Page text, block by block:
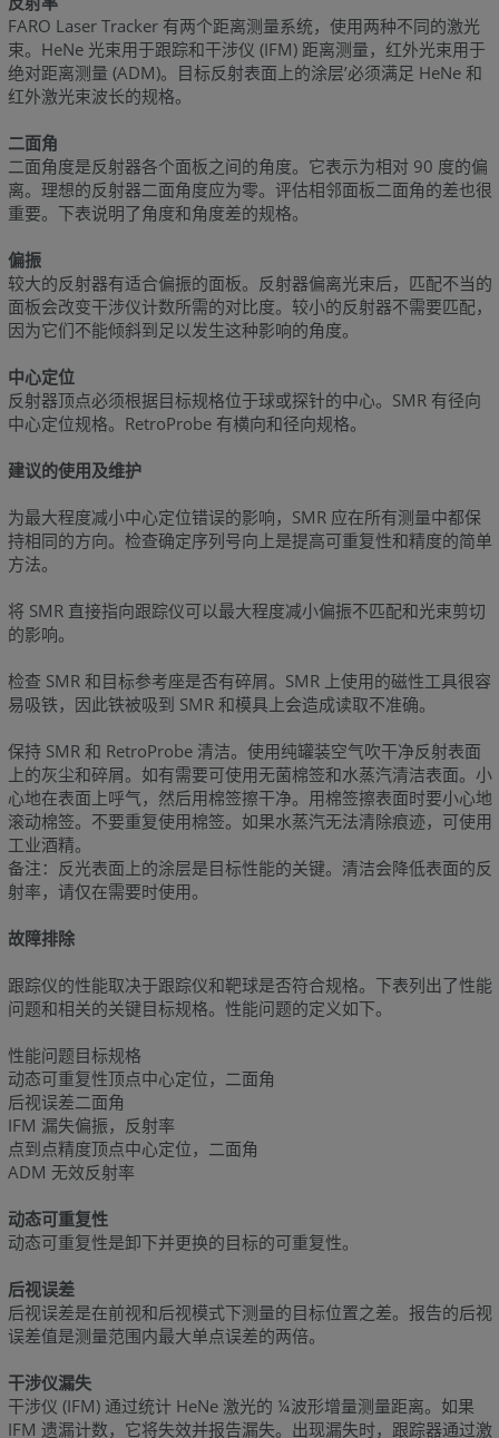
FARO Laser Tracker 有两个距离测量系统，使用两种不同的激光
束。HeNe 光束用于跟踪和干涉仪 (IFM) 距离测量，红外光束用于
绝对距离测量 (ADM)。目标反射表面上的涂层’必须满足 HeNe 和
红外激光束波长的规格。
二面角
二面角度是反射器各个面板之间的角度。它表示为相对 90 度的偏
离。理想的反射器二面角度应为零。评估相邻面板二面角的差也很
重要。下表说明了角度和角度差的规格。
偏振
较大的反射器有适合偏振的面板。反射器偏离光束后，匹配不当的
面板会改变干涉仪计数所需的对比度。较小的反射器不需要匹配，
因为它们不能倾斜到足以发生这种影响的角度。
中心定位
反射器顶点必须根据目标规格位于球或探针的中心。SMR 有径向
中心定位规格。RetroProbe 有横向和径向规格。
建议的使用及维护
为最大程度减小中心定位错误的影响，SMR 应在所有测量中都保
持相同的方向。检查确定序列号向上是提高可重复性和精度的简单
方法。
将 SMR 直接指向跟踪仪可以最大程度减小偏振不匹配和光束剪切
的影响。
检查 SMR 和目标参考座是否有碎屑。SMR 上使用的磁性工具很容
易吸铁，因此铁被吸到 SMR 和模具上会造成读取不准确。
保持 SMR 和 RetroProbe 清洁。使用纯罐装空气吹干净反射表面
上的灰尘和碎屑。如有需要可使用无菌棉签和水蒸汽清洁表面。小
心地在表面上呼气，然后用棉签擦干净。用棉签擦表面时要小心地
滚动棉签。不要重复使用棉签。如果水蒸汽无法清除痕迹，可使用
工业酒精。
备注：反光表面上的涂层是目标性能的关键。清洁会降低表面的反
射率，请仅在需要时使用。
故障排除
跟踪仪的性能取决于跟踪仪和靶球是否符合规格。下表列出了性能
问题和相关的关键目标规格。性能问题的定义如下。
性能问题目标规格
动态可重复性顶点中心定位，二面角
后视误差二面角
IFM 漏失偏振，反射率
点到点精度顶点中心定位，二面角
ADM 无效反射率
动态可重复性
动态可重复性是卸下并更换的目标的可重复性。
后视误差
后视误差是在前视和后视模式下测量的目标位置之差。报告的后视
误差值是测量范围内最大单点误差的两倍。
干涉仪漏失
干涉仪 (IFM) 通过统计 HeNe 激光的 ¼波形增量测量距离。如果
IFM 遗漏计数，它将失效并报告漏失。出现漏失时，跟踪器通过激